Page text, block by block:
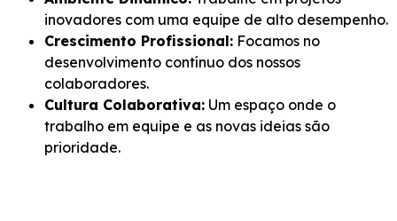
inovadores com uma equipe de alto desempenho.
Crescimento Profissional: Focamos no
desenvolvimento contínuo dos nossos
colaboradores.
Cultura Colaborativa: Um espaço onde o
trabalho em equipe e as novas ideias são
prioridade.